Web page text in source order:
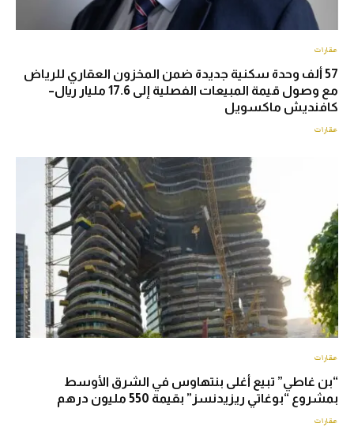
عقارات
57 ألف وحدة سكنية جديدة ضمن المخزون العقاري للرياض
مع وصول قيمة المبيعات الفصلية إلى 17.6 مليار ريال–
كافنديش ماكسويل
عقارات
عقارات
“بن غاطي” تبيع أغلى بنتهاوس في الشرق الأوسط
بمشروع “بوغاتي ريزيدنسز” بقيمة 550 مليون درهم
عقارات